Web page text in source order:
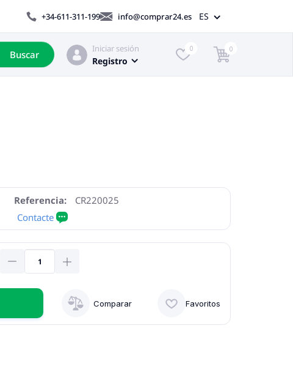
+34-611-311-199 info@comprar24.es ES
Buscar
Iniciar sesión
Registro
0 0
Referencia:
CR220025
Favoritos
Comparar